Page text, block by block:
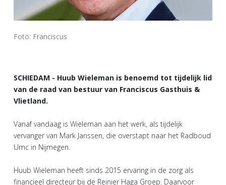
Foto: Franciscus
SCHIEDAM - Huub Wieleman is benoemd tot tijdelijk lid
van de raad van bestuur van Franciscus Gasthuis &
Vlietland.
Vanaf vandaag is Wieleman aan het werk, als tijdelijk
vervanger van Mark Janssen, die overstapt naar het Radboud
Umc in Nijmegen.
Huub Wieleman heeft sinds 2015 ervaring in de zorg als
financieel directeur bij de Reinier Haga Groep. Daarvoor